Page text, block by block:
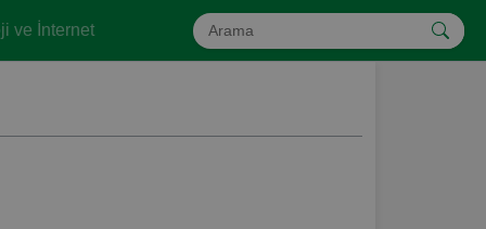
ve İnternet